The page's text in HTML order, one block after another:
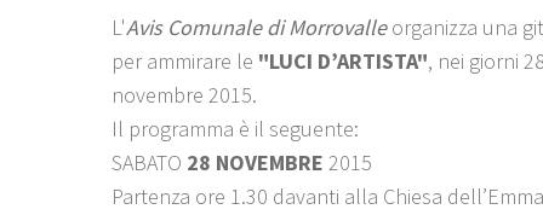
L'Avis Comunale di Morrovalleorganizza una
per ammirare le "LUCI D’ARTISTA", nei giorni
novembre 2015.
Il programma è il seguente:
SABATO 28 NOVEMBRE 2015
Partenza ore 1.30 davanti alla Chiesa